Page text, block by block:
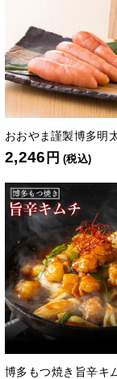
おおやま謹製博多明
2,246 円 (税込)
博多もつ焼き旨辛キ